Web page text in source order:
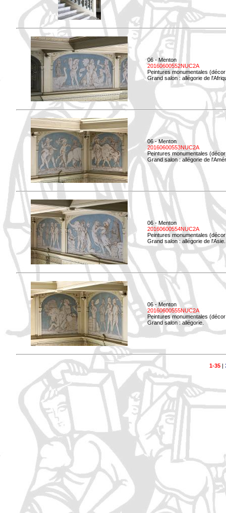
06 - Menton
20160600552NUC2A
Peintures monumentales
Grand salon : allégorie de
06 - Menton
20160600553NUC2A
Peintures monumentales
Grand salon : allégorie de
06 - Menton
20160600554NUC2A
Peintures monumentales
Grand salon : allégorie de l'Asie.
06 - Menton
20160600555NUC2A
Peintures monumentales
Grand salon : allégorie.
1-35|